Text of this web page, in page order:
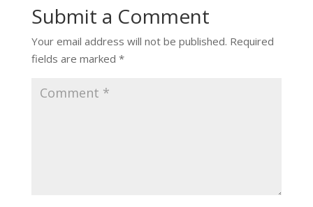
Submit a Comment
Your email address will not be published. Required
fields are marked *